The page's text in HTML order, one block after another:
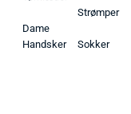
Dame
Handsker
Strømper
Sokker